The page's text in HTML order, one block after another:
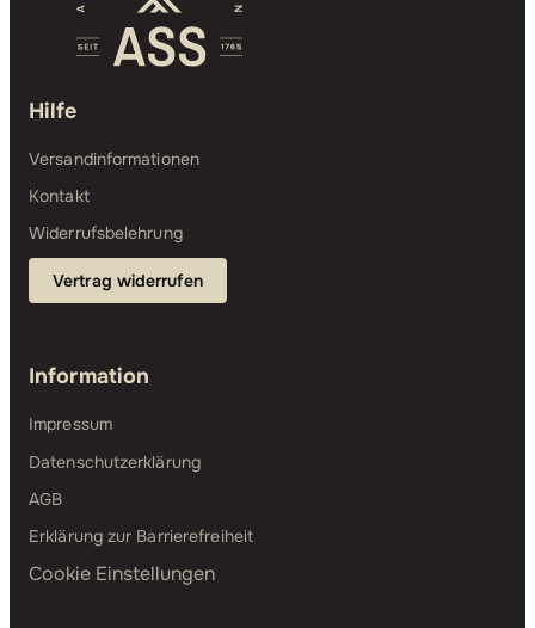
Hilfe
Versandinformationen
Kontakt
Widerrufsbelehrung
Vertrag widerrufen
Information
Impressum
Datenschutzerklärung
AGB
Erklärung zur Barrierefreiheit
Cookie Einstellungen